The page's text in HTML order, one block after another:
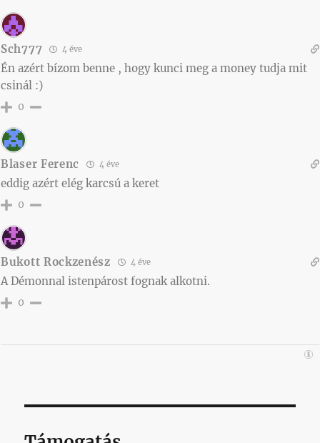
Sch777 4 éve
Én azért bízom benne , hogy kunci meg a money tudja mit
csinál :)
0
Blaser Ferenc 4 éve
eddig azért elég karcsú a keret
0
Bukott Rockzenész 4 éve
A Démonnal istenpárost fognak alkotni.
0